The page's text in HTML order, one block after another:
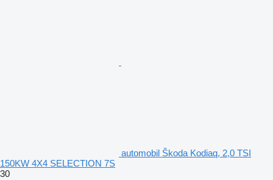
automobil Škoda Kodiaq, 2,0 TSI
150KW 4X4 SELECTION 7S
30